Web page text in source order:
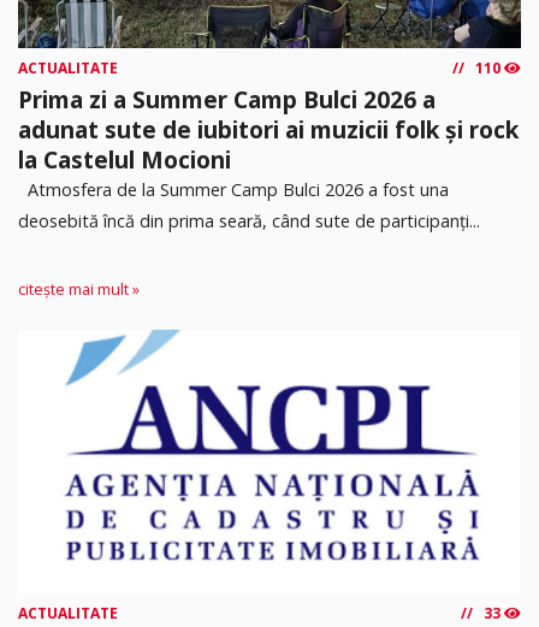
ACTUALITATE 110
Prima zi a Summer Camp Bulci 2026 a
adunat sute de iubitori ai muzicii folk și rock
la Castelul Mocioni
Atmosfera de la Summer Camp Bulci 2026 a fost una
deosebită încă din prima seară, când sute de participanți...
citește mai mult »
ACTUALITATE 33